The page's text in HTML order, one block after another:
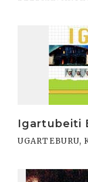
Igartubeiti
UGARTEBURU,
Irakurri